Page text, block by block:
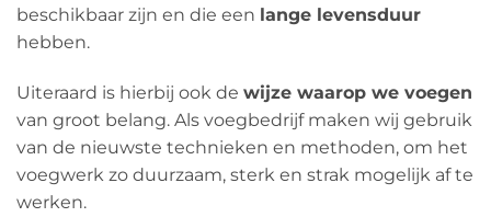
beschikbaar zijn en die een lange levensduur
hebben.
Uiteraard is hierbij ook de wijze waarop we voegen
van groot belang. Als voegbedrijf maken wij gebruik
van de nieuwste technieken en methoden, om het
voegwerk zo duurzaam, sterk en strak mogelijk af te
werken.